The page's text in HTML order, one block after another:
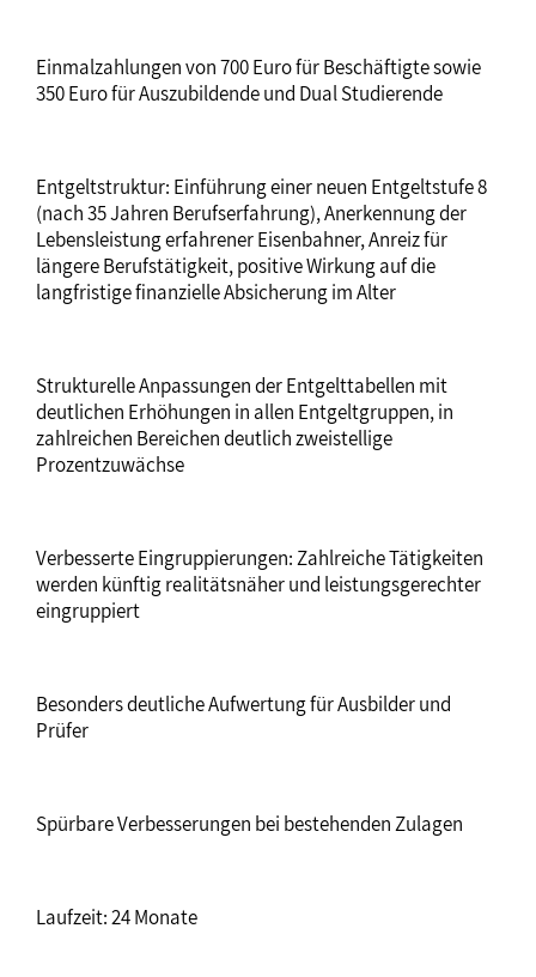
Einmalzahlungen von 700 Euro für Beschäftigte sowie
350 Euro für Auszubildende und Dual Studierende
Entgeltstruktur: Einführung einer neuen Entgeltstufe 8
(nach 35 Jahren Berufserfahrung), Anerkennung der
Lebensleistung erfahrener Eisenbahner, Anreiz für
längere Berufstätigkeit, positive Wirkung auf die
langfristige finanzielle Absicherung im Alter
Strukturelle Anpassungen der Entgelttabellen mit
deutlichen Erhöhungen in allen Entgeltgruppen, in
zahlreichen Bereichen deutlich zweistellige
Prozentzuwächse
Verbesserte Eingruppierungen: Zahlreiche Tätigkeiten
werden künftig realitätsnäher und leistungsgerechter
eingruppiert
Besonders deutliche Aufwertung für Ausbilder und
Prüfer
Spürbare Verbesserungen bei bestehenden Zulagen
Laufzeit: 24 Monate